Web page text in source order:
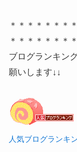
＊＊＊＊＊＊＊
＊＊＊＊＊＊＊
ブログランキン
願いします↓↓
人気ブログランキ